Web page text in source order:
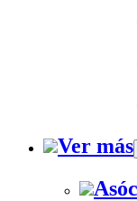
Ver más